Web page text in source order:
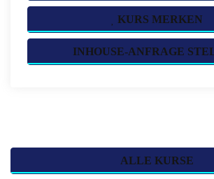
KURS MERKEN
INHOUSE-ANFRAGE
ALLE KURSE